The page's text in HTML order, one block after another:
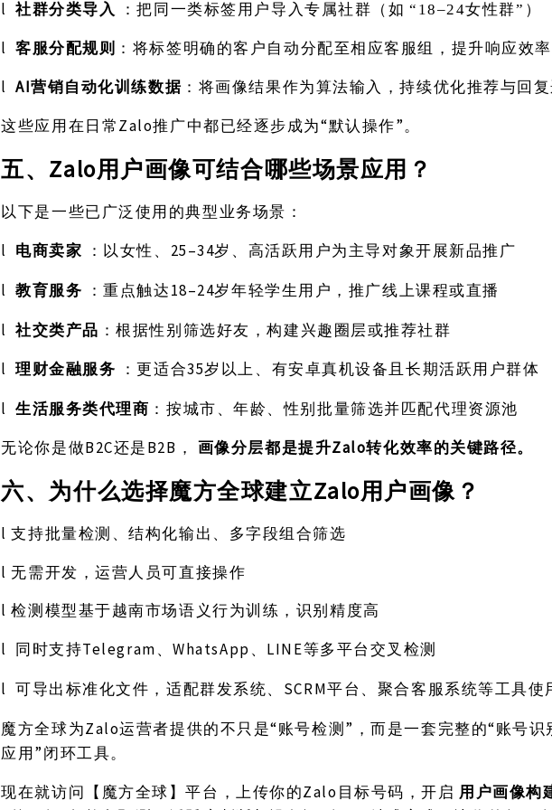
l 社群分类导入 ：把同一类标签用户导入专属社群（如 “18–24女性群”）
l 客服分配规则 ：将标签明确的客户自动分配至相应客服组，提升响应效率
l AI营销自动化训练数据 ：将画像结果作为算法输入，持续优化推荐与回
这些应用在日常 Zalo推广中都已经逐步成为“默认操作”。
五、 Zalo用户画像可结合哪些场景应用？
以下是一些已广泛使用的典型业务场景：
l 电商卖家 ：以女性、 25–34岁、高活跃用户为主导对象开展新品推广
l 教育服务 ：重点触达 18–24岁年轻学生用户，推广线上课程或直播
l 社交类产品 ：根据性别筛选好友，构建兴趣圈层或推荐社群
l 理财金融服务 ：更适合35岁以上、有安卓真机设备且长期活跃用户群体
l 生活服务类代理商 ：按城市、年龄、性别批量筛选并匹配代理资源池
无论你是做B2C还是B2B， 画像分层都是提升Zalo转化效率的关键路径。
六、为什么选择魔方全球建立Zalo用户画像？
l支持批量检测、结构化输出、多字段组合筛选
l无需开发，运营人员可直接操作
l检测模型基于越南市场语义行为训练，识别精度高
l
同时支持Telegram、WhatsApp、LINE等多平台交叉检测
l
可导出标准化文件，适配群发系统、 SCRM平台、聚合客服系统等工具使
魔方全球为Zalo运营者提供的不只是“账号检测”，而是一套完整的“账号识
应用”闭环工具。
现在就访问【魔方全球】平台，上传你的Zalo目标号码，开启 用户画像构